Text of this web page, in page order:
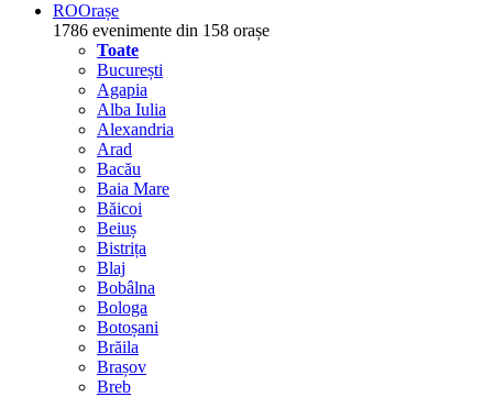
ROOrașe
1786 evenimente din 158 orașe
Toate
București
Agapia
Alba Iulia
Alexandria
Arad
Bacău
Baia Mare
Băicoi
Beiuș
Bistrița
Blaj
Bobâlna
Bologa
Botoșani
Brăila
Brașov
Breb